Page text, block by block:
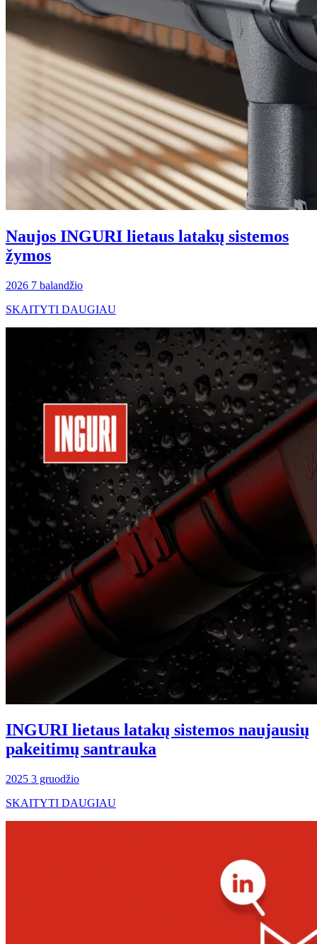
Naujos INGURI lietaus latakų sistemos
žymos
2026 7 balandžio
SKAITYTI DAUGIAU
INGURI lietaus latakų sistemos naujausių
pakeitimų santrauka
2025 3 gruodžio
SKAITYTI DAUGIAU